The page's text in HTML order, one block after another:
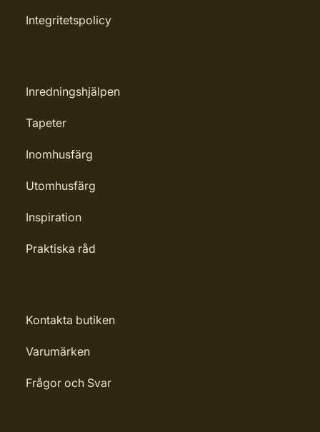
Integritetspolicy
Inredningshjälpen
Tapeter
Inomhusfärg
Utomhusfärg
Inspiration
Praktiska råd
Kontakta butiken
Varumärken
Frågor och Svar